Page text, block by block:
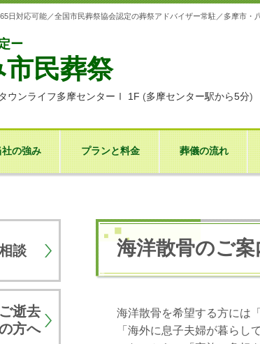
日対応可能／全国市民葬祭協会認定の葬祭アドバイザー常駐／多摩市
ー
民葬祭
ウンライフ多摩センターⅠ 1F (多摩センター駅から5分)
社の強み プランと料金 葬儀の流れ
海洋散骨のご案
海洋散骨を希望する方には
「海外に息子夫婦が暮らし
談
逝去
方へ